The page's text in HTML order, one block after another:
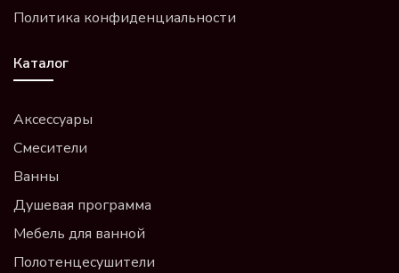
Политика конфиденциальности
Каталог
Аксессуары
Смесители
Ванны
Душевая программа
Мебель для ванной
Полотенцесушители